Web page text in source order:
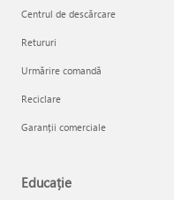
Centrul de descărcare
Retururi
Urmărire comandă
Reciclare
Garanții comerciale
Educație